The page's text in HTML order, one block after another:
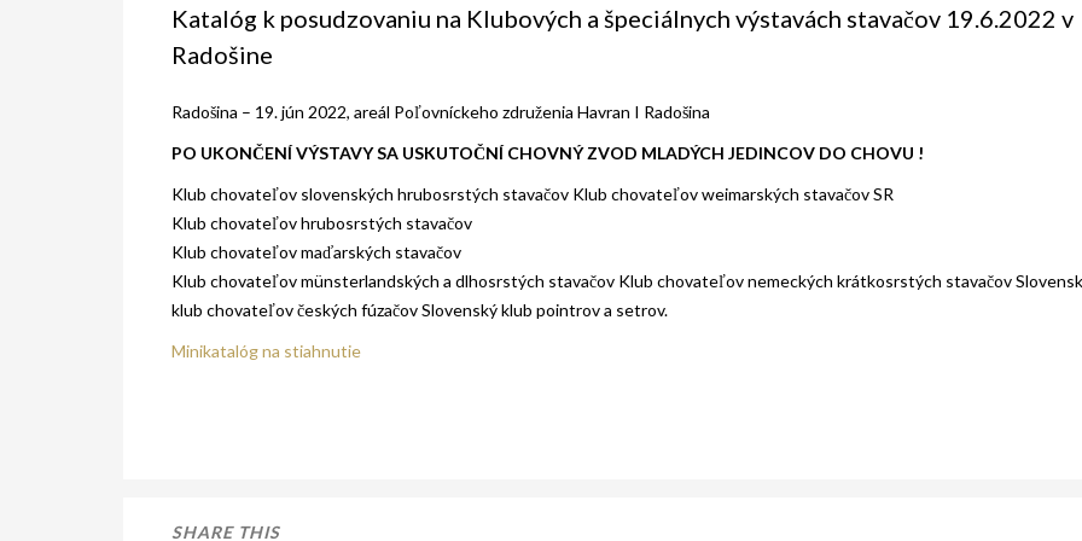
Katalóg k posudzovaniu na Klubových a špeciálnych výstavách stavačov 19.6.2022 v
Radošine
Radošina – 19. jún 2022, areál Poľovníckeho združenia Havran I Radošina
PO UKONČENÍ VÝSTAVY SA USKUTOČNÍ CHOVNÝ ZVOD MLADÝCH JEDINCOV DO CHOVU !
Klub chovateľov slovenských hrubosrstých stavačov Klub chovateľov weimarských stavačov SR
Klub chovateľov hrubosrstých stavačov
Klub chovateľov maďarských stavačov
Klub chovateľov münsterlandských a dlhosrstých stavačov Klub chovateľov nemeckých krátkosrstých stavačov
klub chovateľov českých fúzačov Slovenský klub pointrov a setrov.
Minikatalóg na stiahnutie
SHARE THIS